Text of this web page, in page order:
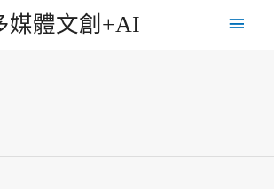
媒體文創+AI
主